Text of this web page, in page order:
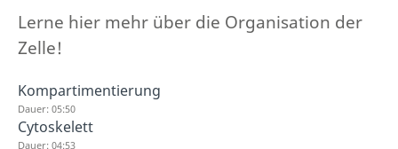
Lerne hier mehr über die Organisation der
Zelle!
Kompartimentierung
Dauer: 05:50
Cytoskelett
Dauer: 04:53